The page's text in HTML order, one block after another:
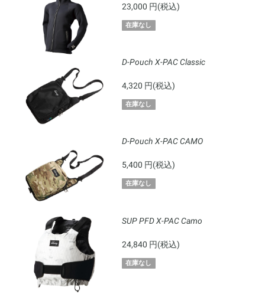
23,000 円(税込)
在庫なし
D-Pouch X-PAC Classic
4,320 円(税込)
在庫なし
D-Pouch X-PAC CAMO
5,400 円(税込)
在庫なし
SUP PFD X-PAC Camo
24,840 円(税込)
在庫なし